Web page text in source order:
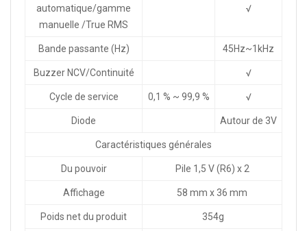
automatique/gamme
manuelle /True RMS
√
Bande passante (Hz) 45Hz~1kHz
Buzzer NCV/Continuité √
Cycle de service 0,1 % ~ 99,9 % √
Diode Autour de 3V
Caractéristiques générales
Du pouvoir Pile 1,5 V (R6) x 2
Affichage 58 mm x 36 mm
Poids net du produit 354g